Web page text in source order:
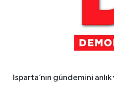
Isparta’nın gündemini